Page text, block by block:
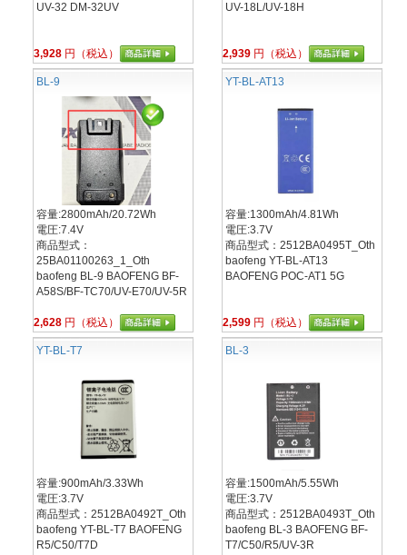
UV-32 DM-32UV
3,928 円（税込）
UV-18L/UV-18H
2,939 円（税込）
BL-9
容量:2800mAh/20.72Wh
電圧:7.4V
商品型式：
25BA01100263_1_Oth
baofeng BL-9 BAOFENG BF-
A58S/BF-TC70/UV-E70/UV-5R
2,628 円（税込）
YT-BL-AT13
容量:1300mAh/4.81Wh
電圧:3.7V
商品型式：2512BA0495T_Oth
baofeng YT-BL-AT13
BAOFENG POC-AT1 5G
2,599 円（税込）
YT-BL-T7
容量:900mAh/3.33Wh
電圧:3.7V
商品型式：2512BA0492T_Oth
baofeng YT-BL-T7 BAOFENG
R5/C50/T7D
BL-3
容量:1500mAh/5.55Wh
電圧:3.7V
商品型式：2512BA0493T_Oth
baofeng BL-3 BAOFENG BF-
T7/C50/R5/UV-3R